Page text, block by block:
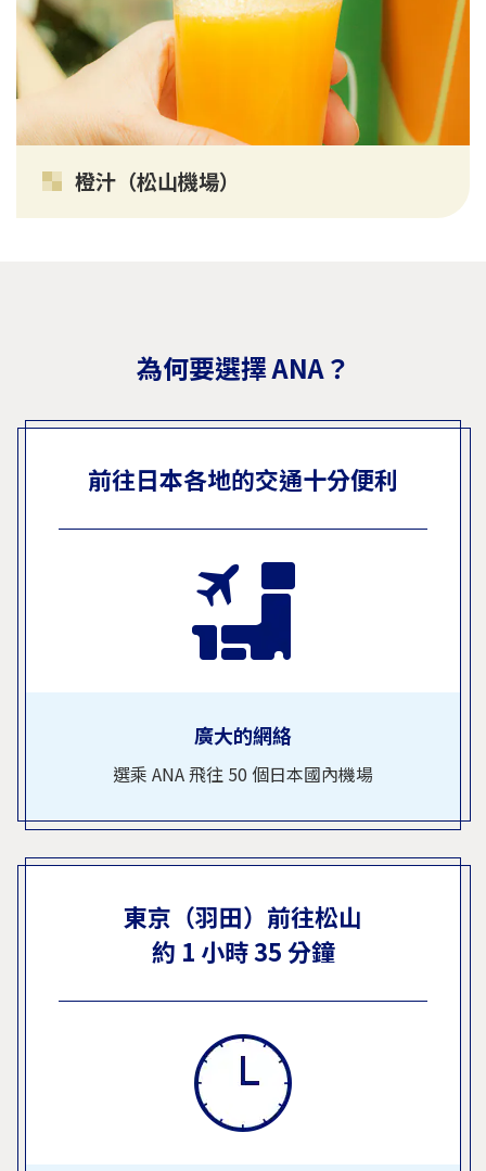
橙汁（松山機場）
為何要選擇 ANA？
前往日本各地的交通十分便利
廣大的網絡
選乘 ANA 飛往 50 個日本國內機場
東京（羽田）前往松山
約 1 小時 35 分鐘